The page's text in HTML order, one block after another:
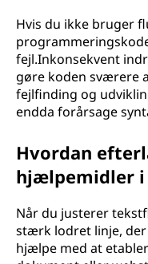
Hvis du ikke bruger
fejl.Inkonsekvent
gøre koden sværere
fejlfinding og
endda forårsage
Hvordan
hjælpemidler i
Når du justerer
stærk lodret linje,
hjælpe med at